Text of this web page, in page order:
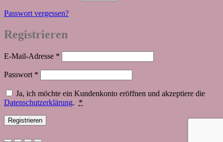
Passwort vergessen?
Registrieren
E-Mail-Adresse *
Passwort *
Ja, ich möchte ein Kundenkonto eröffnen und akzeptiere die
Datenschutzerklärung. *
Registrieren